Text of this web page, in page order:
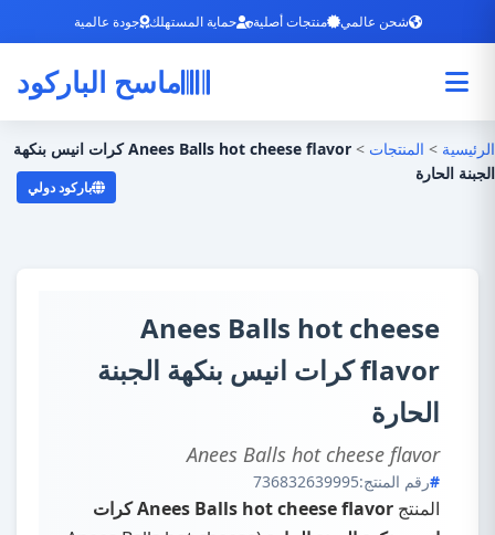
شحن عالمي منتجات أصلية حماية المستهلك جودة عالمية
ماسح الباركود
الرئيسية > المنتجات >
Anees Balls hot cheese flavor كرات انيس بنكهة
الجبنة الحارة
باركود دولي
Anees Balls hot cheese
flavor كرات انيس بنكهة الجبنة
الحارة
Anees Balls hot cheese flavor
رقم المنتج:736832639995
المنتج
Anees Balls hot cheese flavor كرات